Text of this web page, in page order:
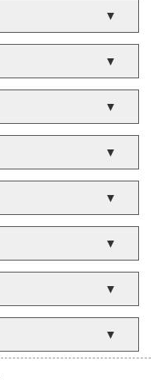
▼
▼
▼
▼
▼
▼
▼
▼